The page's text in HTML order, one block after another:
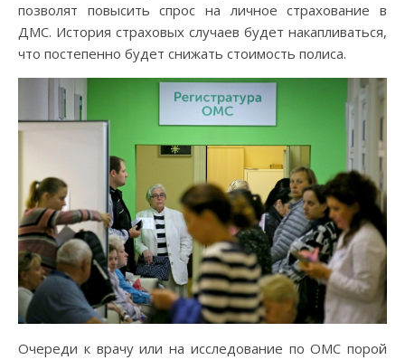
позволят повысить спрос на личное страхование в
ДМС. История страховых случаев будет накапливаться,
что постепенно будет снижать стоимость полиса.
Очереди к врачу или на исследование по ОМС порой